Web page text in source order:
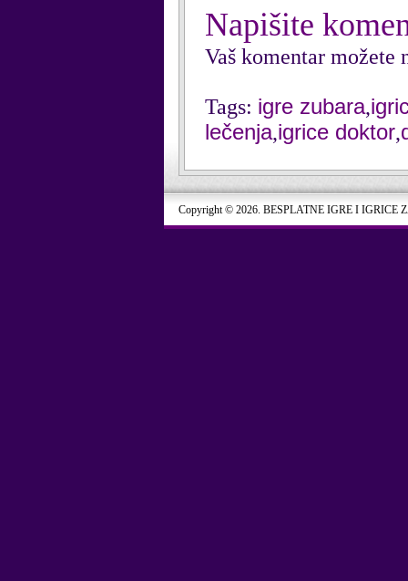
Napišite
Vaš komentar možete
Tags: igre zubara,
lečenja,igrice doktor,
Copyright © 2026. BESPLATNE IGRE I IGRICE